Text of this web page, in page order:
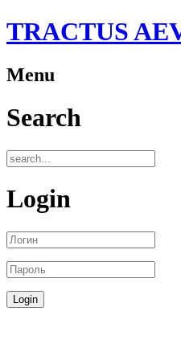
TRACTUS
Menu
Search
Login